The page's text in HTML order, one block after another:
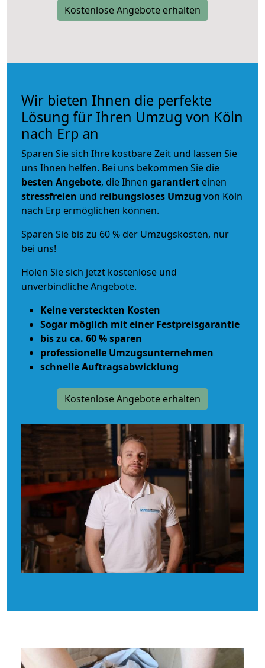
Kostenlose Angebote erhalten
Wir bieten Ihnen die perfekte
Lösung für Ihren Umzug von Köln
nach Erp an
Sparen Sie sich Ihre kostbare Zeit und lassen Sie
uns Ihnen helfen. Bei uns bekommen Sie die
besten Angebote, die Ihnen garantiert einen
stressfreien und reibungsloses Umzug von Köln
nach Erp ermöglichen können.
Sparen Sie bis zu 60 % der Umzugskosten, nur
bei uns!
Holen Sie sich jetzt kostenlose und
unverbindliche Angebote.
Keine versteckten Kosten
Sogar möglich mit einer Festpreisgarantie
bis zu ca. 60 % sparen
professionelle Umzugsunternehmen
schnelle Auftragsabwicklung
Kostenlose Angebote erhalten